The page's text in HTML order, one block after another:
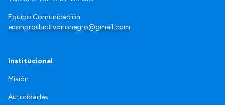
Equipo Comunicación
econproductivorionegro@gmail.com
Institucional
Misión
Autoridades